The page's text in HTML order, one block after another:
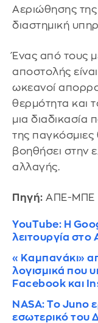
Αεριώθησης της
διαστημική
Ένας από τους
αποστολής
ωκεανοί
θερμότητα και
μια διαδικασία
της παγκόσμιες
βοηθήσει στην
αλλαγής.
Πηγή: ΑΠΕ-ΜΠΕ
YouTube: Η
λειτουργία στο
«Καμπανάκι»
λογισμικά που
Facebook και
NASA: Το Juno
εσωτερικό του